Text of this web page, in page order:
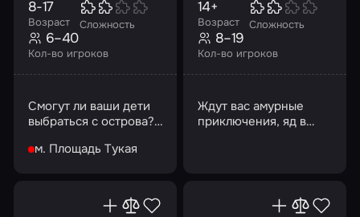
Возраст
8-17
Сложность
Кол-во игроков
6–40
Смогут ли ваши дети
выбраться с острова?
м. Площадь Тукая
Возраст
14+
Сложность
Кол-во игроков
8–19
Ждут вас амурные
приключения, яд в